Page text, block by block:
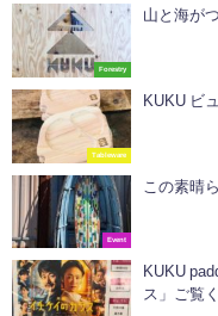
Forestry
山と海が
Tableware
KUKU ビ
Event
この素晴
KUKU
ス」ご覧